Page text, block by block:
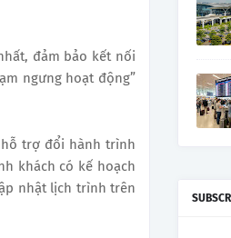
đảm bảo kết nối
ngưng hoạt động”
hỗ trợ đổi hành trình
khách có kế hoạch
nhật lịch trình trên